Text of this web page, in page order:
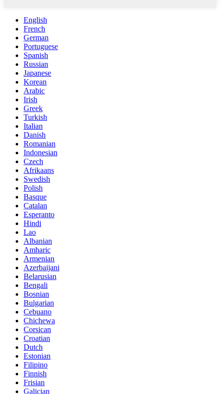
English
French
German
Portuguese
Spanish
Russian
Japanese
Korean
Arabic
Irish
Greek
Turkish
Italian
Danish
Romanian
Indonesian
Czech
Afrikaans
Swedish
Polish
Basque
Catalan
Esperanto
Hindi
Lao
Albanian
Amharic
Armenian
Azerbaijani
Belarusian
Bengali
Bosnian
Bulgarian
Cebuano
Chichewa
Corsican
Croatian
Dutch
Estonian
Filipino
Finnish
Frisian
Galician